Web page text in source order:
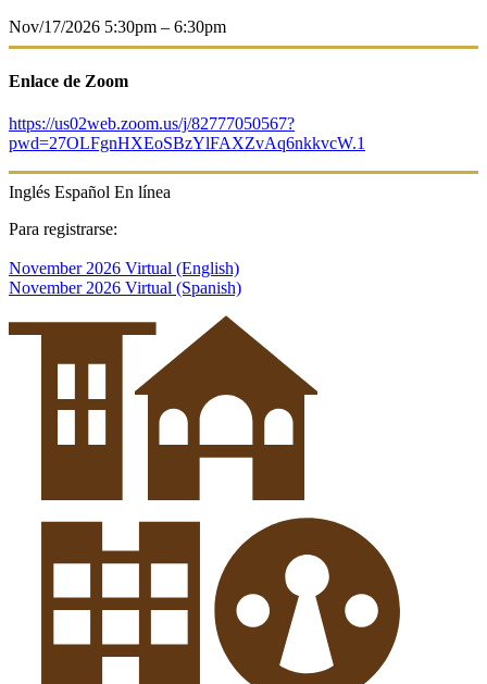
Nov/17/2026 5:30pm – 6:30pm
Enlace de Zoom
https://us02web.zoom.us/j/82777050567?
pwd=27OLFgnHXEoSBzYlFAXZvAq6nkkvcW.1
Inglés Español En línea
Para registrarse:
November 2026 Virtual (English)
November 2026 Virtual (Spanish)